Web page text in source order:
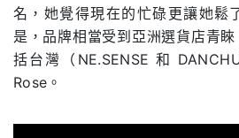
名，她覺得現在的忙碌更讓她鬆
是，品牌相當受到亞洲選貨店青
括台灣（NE.SENSE 和
Rose。